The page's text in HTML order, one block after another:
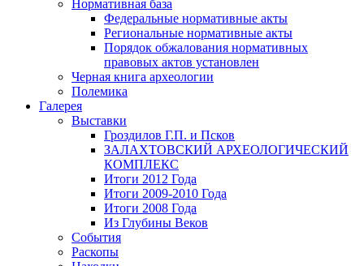
Нормативная база
Федеральные нормативные акты
Региональные нормативные акты
Порядок обжалования нормативных
правовых актов установлен
Черная книга археологии
Полемика
Галерея
Выставки
Гроздилов Г.П. и Псков
ЗАЛАХТОВСКИЙ АРХЕОЛОГИЧЕСКИЙ
КОМПЛЕКС
Итоги 2012 Года
Итоги 2009-2010 Года
Итоги 2008 Года
Из Глубины Веков
События
Раскопы